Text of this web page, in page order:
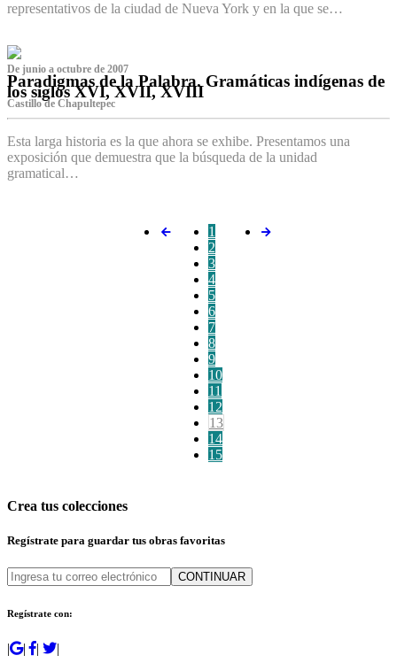
representativos de la ciudad de Nueva York y en la que se…
De junio a octubre de 2007
Paradigmas de la Palabra. Gramáticas indígenas de
los siglos XVI, XVII, XVIII
Castillo de Chapultepec
Esta larga historia es la que ahora se exhibe. Presentamos una
exposición que demuestra que la búsqueda de la unidad
gramatical…
1
2
3
4
5
6
7
8
9
10
11
12
13
14
15
Crea tus colecciones
Regístrate para guardar tus obras favoritas
CONTINUAR
Regístrate con:
| | | |